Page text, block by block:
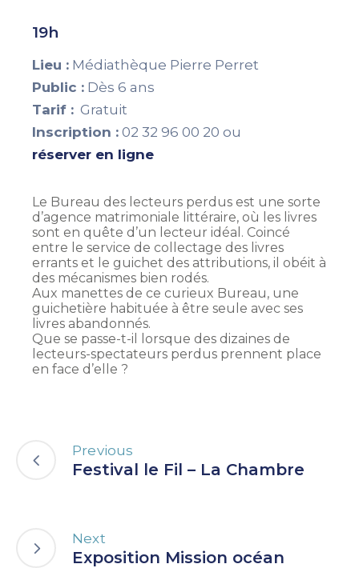
19h
Lieu : Médiathèque Pierre Perret
Public : Dès 6 ans
Tarif : Gratuit
Inscription : 02 32 96 00 20 ou
réserver en ligne
Le Bureau des lecteurs perdus est une sorte
d’agence matrimoniale littéraire, où les livres
sont en quête d’un lecteur idéal. Coincé
entre le service de collectage des livres
errants et le guichet des attributions, il obéit à
des mécanismes bien rodés.
Aux manettes de ce curieux Bureau, une
guichetière habituée à être seule avec ses
livres abandonnés.
Que se passe-t-il lorsque des dizaines de
lecteurs-spectateurs perdus prennent place
en face d’elle ?
Previous
Festival le Fil – La Chambre
Next
Exposition Mission océan